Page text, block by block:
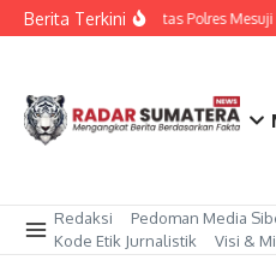
Lewati ke konten
Berita TerkiniSat Lantas Polres Mesuji
Redaksi
Pedoman Media
Kode Etik Jurnalistik
Visi &